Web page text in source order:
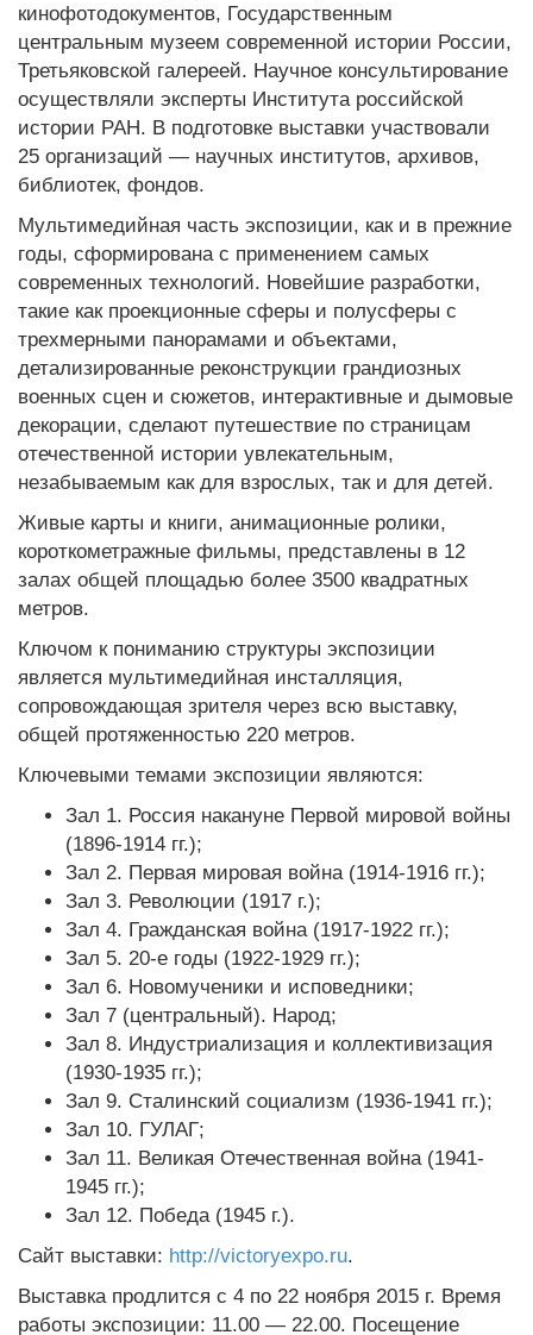
кинофотодокументов, Государственным
центральным музеем современной истории России,
Третьяковской галереей. Научное консультирование
осуществляли эксперты Института российской
истории РАН. В подготовке выставки участвовали
25 организаций — научных институтов, архивов,
библиотек, фондов.
Мультимедийная часть экспозиции, как и в прежние
годы, сформирована с применением самых
современных технологий. Новейшие разработки,
такие как проекционные сферы и полусферы с
трехмерными панорамами и объектами,
детализированные реконструкции грандиозных
военных сцен и сюжетов, интерактивные и дымовые
декорации, сделают путешествие по страницам
отечественной истории увлекательным,
незабываемым как для взрослых, так и для детей.
Живые карты и книги, анимационные ролики,
короткометражные фильмы, представлены в 12
залах общей площадью более 3500 квадратных
метров.
Ключом к пониманию структуры экспозиции
является мультимедийная инсталляция,
сопровождающая зрителя через всю выставку,
общей протяженностью 220 метров.
Ключевыми темами экспозиции являются:
Зал 1. Россия накануне Первой мировой войны
(1896-1914 гг.);
Зал 2. Первая мировая война (1914-1916 гг.);
Зал 3. Революции (1917 г.);
Зал 4. Гражданская война (1917-1922 гг.);
Зал 5. 20-е годы (1922-1929 гг.);
Зал 6. Новомученики и исповедники;
Зал 7 (центральный). Народ;
Зал 8. Индустриализация и коллективизация
(1930-1935 гг.);
Зал 9. Сталинский социализм (1936-1941 гг.);
Зал 10. ГУЛАГ;
Зал 11. Великая Отечественная война (1941-
1945 гг.);
Зал 12. Победа (1945 г.).
Сайт выставки: http://victoryexpo.ru.
Выставка продлится с 4 по 22 ноября 2015 г. Время
работы экспозиции: 11.00 — 22.00. Посещение